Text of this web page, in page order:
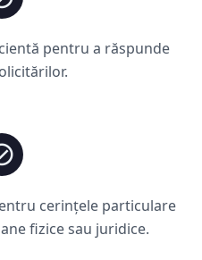
pentru a răspunde
cerințele particulare
fizice sau juridice.